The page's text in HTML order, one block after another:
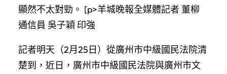
顯然不太對勁。 [p>羊城晚報全媒體記者 董柳
通信員 吳子穎 印強
記者明天（2月25日）從廣州市中級國民法院清
楚到，近日，廣州市中級國民法院與廣州市文